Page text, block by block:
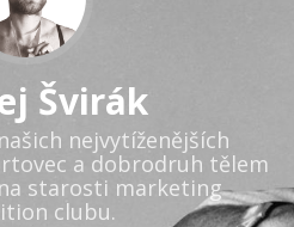
Švirák
nejvytíženějších
a dobrodruh tělem
starosti marketing
clubu.